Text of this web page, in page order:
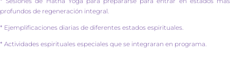
profundos de regeneración integral.
* Ejemplificaciones diarias de diferentes estados espirituales.
* Actividades espirituales especiales que se integraran en programa.